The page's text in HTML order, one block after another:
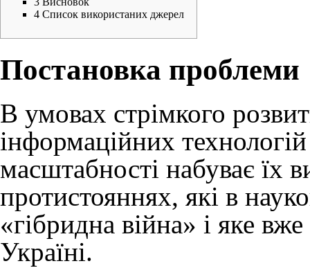
4 Список використаних джерел
Постановка проблеми
В умовах стрімкого
інформаційних
масштабності набуває їх
протистояннях, які в
«гібридна війна» і яке
Україні.